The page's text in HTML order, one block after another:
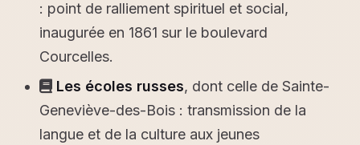
: point de ralliement spirituel et social,
inaugurée en 1861 sur le boulevard
Courcelles.
Les écoles russes, dont celle de Sainte-
Geneviève-des-Bois : transmission de la
langue et de la culture aux jeunes